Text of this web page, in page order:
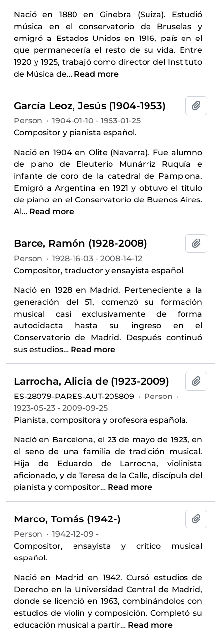
Nació en 1880 en Ginebra (Suiza). Estudió
música en el conservatorio de Bruselas y
emigró a Estados Unidos en 1916, país en el
que permanecería el resto de su vida. Entre
1920 y 1925, trabajó como director del Instituto
de Música de… Read more
García Leoz, Jesús (1904-1953)
Person · 1904-01-10 - 1953-01-25
Compositor y pianista español.
Nació en 1904 en Olite (Navarra). Fue alumno
de piano de Eleuterio Munárriz Ruquía e
infante de coro de la catedral de Pamplona.
Emigró a Argentina en 1921 y obtuvo el título
de piano en el Conservatorio de Buenos Aires.
Al… Read more
Barce, Ramón (1928-2008)
Person · 1928-16-03 - 2008-14-12
Compositor, traductor y ensayista español.
Nació en 1928 en Madrid. Perteneciente a la
generación del 51, comenzó su formación
musical casi exclusivamente de forma
autodidacta hasta su ingreso en el
Conservatorio de Madrid. Después continuó
sus estudios… Read more
Larrocha, Alicia de (1923-2009)
ES-28079-PARES-AUT-205809 · Person ·
1923-05-23 - 2009-09-25
Pianista, compositora y profesora española.
Nació en Barcelona, el 23 de mayo de 1923, en
el seno de una familia de tradición musical.
Hija de Eduardo de Larrocha, violinista
aficionado, y de Teresa de la Calle, discípula del
pianista y compositor… Read more
Marco, Tomás (1942-)
Person · 1942-12-09 -
Compositor, ensayista y crítico musical
español.
Nació en Madrid en 1942. Cursó estudios de
Derecho en la Universidad Central de Madrid,
donde se licenció en 1963, combinándolos con
estudios de violín y composición. Completó su
educación musical a partir… Read more